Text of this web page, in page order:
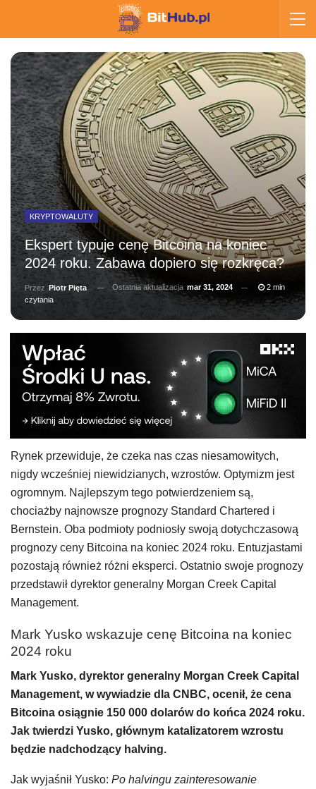
KRYPTOWALUTY
Ekspert typuje cenę Bitcoina na koniec
2024 roku. Zabawa dopiero się rozkręca?
Przez Piotr Pięta Ostatnia aktualizacja mar 31, 2024
2 min
czytania
Rynek przewiduje, że czeka nas czas niesamowitych,
nigdy wcześniej niewidzianych, wzrostów. Optymizm jest
ogromnym. Najlepszym tego potwierdzeniem są,
chociażby najnowsze prognozy Standard Chartered i
Bernstein. Oba podmioty podniosły swoją dotychczasową
prognozy ceny Bitcoina na koniec 2024 roku. Entuzjastami
pozostają również różni eksperci. Ostatnio swoje prognozy
przedstawił dyrektor generalny Morgan Creek Capital
Management.
Mark Yusko wskazuje cenę Bitcoina na koniec
2024 roku
Mark Yusko, dyrektor generalny Morgan Creek Capital
Management, w wywiadzie dla CNBC, ocenił, że cena
Bitcoina osiągnie 150 000 dolarów do końca 2024 roku.
Jak twierdzi Yusko, głównym katalizatorem wzrostu
będzie nadchodzący halving.
Jak wyjaśnił Yusko: Po halvingu zainteresowanie